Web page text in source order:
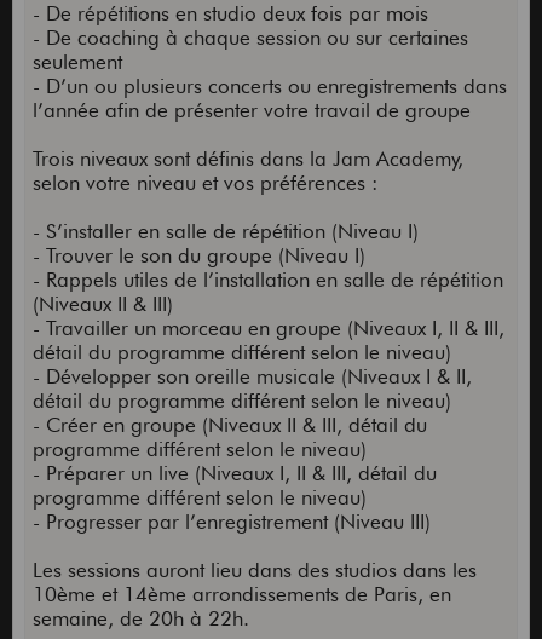
- De répétitions en studio deux fois par mois
- De coaching à chaque session ou sur certaines
seulement
- D’un ou plusieurs concerts ou enregistrements dans
l’année afin de présenter votre travail de groupe
Trois niveaux sont définis dans la Jam Academy,
selon votre niveau et vos préférences :
- S’installer en salle de répétition (Niveau I)
- Trouver le son du groupe (Niveau I)
- Rappels utiles de l’installation en salle de répétition
(Niveaux II & III)
- Travailler un morceau en groupe (Niveaux I, II & III,
détail du programme différent selon le niveau)
- Développer son oreille musicale (Niveaux I & II,
détail du programme différent selon le niveau)
- Créer en groupe (Niveaux II & III, détail du
programme différent selon le niveau)
- Préparer un live (Niveaux I, II & III, détail du
programme différent selon le niveau)
- Progresser par l’enregistrement (Niveau III)
Les sessions auront lieu dans des studios dans les
10ème et 14ème arrondissements de Paris, en
semaine, de 20h à 22h.